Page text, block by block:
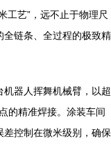
工艺”，远不止于物理尺
链条、全过程的极致精
机器人挥舞机械臂，以超
的精准焊接。涂装车间
控制在微米级别，确保